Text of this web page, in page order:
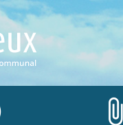
attach_file